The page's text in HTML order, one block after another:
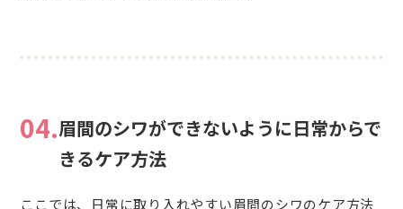
04.眉間のシワができないように日常からで
きるケア方法
ここでは、日常に取り入れやすい眉間のシワのケア方法